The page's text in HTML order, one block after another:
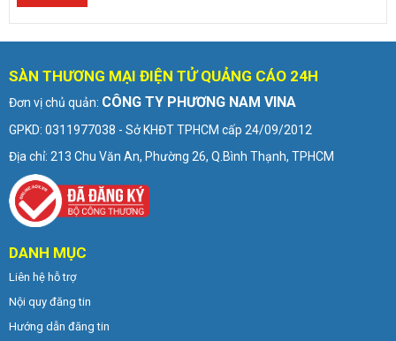
SÀN THƯƠNG MẠI ĐIỆN TỬ QUẢNG CÁO 24H
Đơn vị chủ quản: CÔNG TY PHƯƠNG NAM VINA
GPKD: 0311977038 - Sở KHĐT TPHCM cấp 24/09/2012
Địa chỉ: 213 Chu Văn An, Phường 26, Q.Bình Thạnh, TPHCM
DANH MỤC
Liên hệ hỗ trợ
Nội quy đăng tin
Hướng dẫn đăng tin